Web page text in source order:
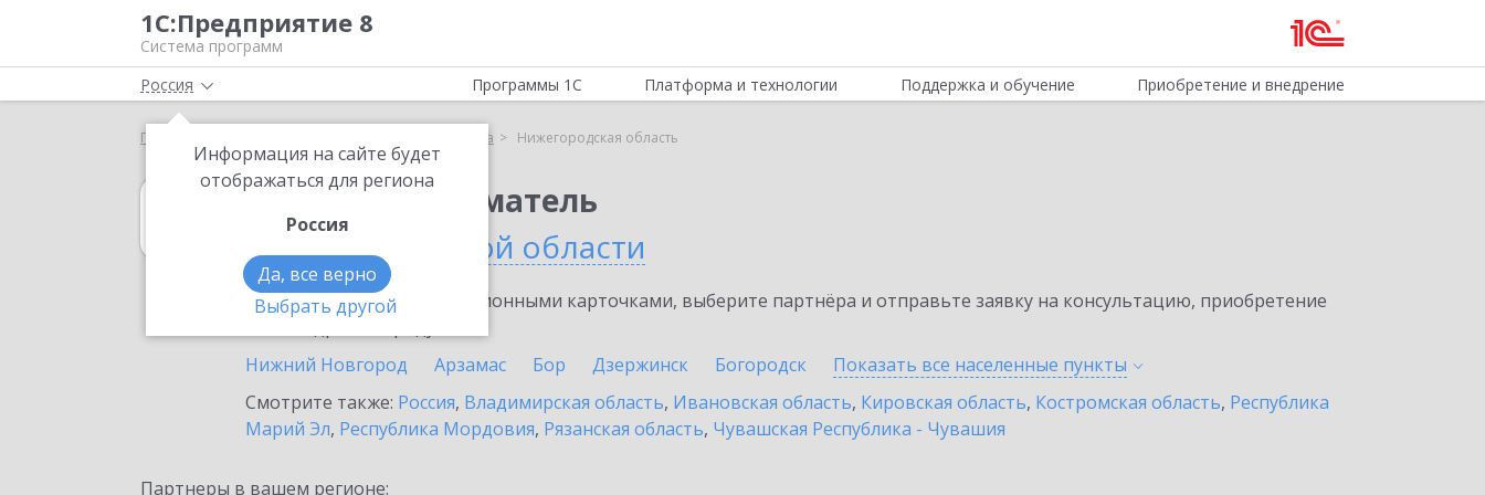
1С:Предприятие 8
Система программ
Россия
Информация на сайте будет
отображаться для региона
Россия
Да, все верно
Выбрать другой
Программы 1С Платформа и технологии Поддержка и обучение Приобретение и внедрение
Главная Выбор партнёра Нижегородская область
1С:Предприниматель
в Нижегородской области
Ознакомьтесь с информационными карточками, выберите партнёра и отправьте заявку на консультацию, приобретение
Нижний Новгород
Арзамас Бор Дзержинск Богородск Показать все населенные пункты
Смотрите также: Россия, Владимирская область, Ивановская область, Кировская область, Костромская область, Республика
Марий Эл, Республика Мордовия, Рязанская область, Чувашская Республика - Чувашия
Партнеры в вашем регионе: